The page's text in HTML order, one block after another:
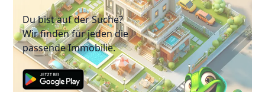
Du bist auf der Suche?
Wir finden für jeden die
passende Immobilie.